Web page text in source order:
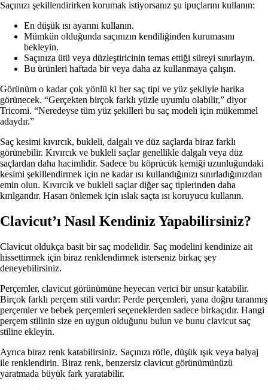
Saçınızı şekillendirirken korumak istiyorsanız şu ipuçlarını kullanın:
En düşük ısı ayarını kullanın.
Mümkün olduğunda saçınızın kendiliğinden kurumasını
bekleyin.
Saçınıza ütü veya düzleştiricinin temas ettiği süreyi sınırlayın.
Bu ürünleri haftada bir veya daha az kullanmaya çalışın.
Görünüm o kadar çok yönlü ki her saç tipi ve yüz şekliyle harika
görünecek. “Gerçekten birçok farklı yüzle uyumlu olabilir,” diyor
Tricomi. “Neredeyse tüm yüz şekilleri bu saç modeli için mükemmel
adaydır.”
Saç kesimi kıvırcık, bukleli, dalgalı ve düz saçlarda biraz farklı
görünebilir. Kıvırcık ve bukleli saçlar genellikle dalgalı veya düz
saçlardan daha hacimlidir. Sadece bu köprücük kemiği uzunluğundaki
kesimi şekillendirmek için ne kadar ısı kullandığınızı sınırladığınızdan
emin olun. Kıvırcık ve bukleli saçlar diğer saç tiplerinden daha
kırılgandır. Hasarı önlemek için ıslak saçta ısı koruyucu kullanın.
Clavicut’ı Nasıl Kendiniz Yapabilirsiniz?
Clavicut oldukça basit bir saç modelidir. Saç modelini kendinize ait
hissettirmek için biraz renklendirmek isterseniz birkaç şey
deneyebilirsiniz.
Perçemler, clavicut görünümüne heyecan verici bir unsur katabilir.
Birçok farklı perçem stili vardır: Perde perçemleri, yana doğru taranmış
perçemler ve bebek perçemleri seçeneklerden sadece birkaçıdır. Hangi
perçem stilinin size en uygun olduğunu bulun ve bunu clavicut saç
stiline ekleyin.
Ayrıca biraz renk katabilirsiniz. Saçınızı röfle, düşük ışık veya balyaj
ile renklendirin. Biraz renk, benzersiz clavicut görünümünüzü
yaratmada büyük fark yaratabilir.